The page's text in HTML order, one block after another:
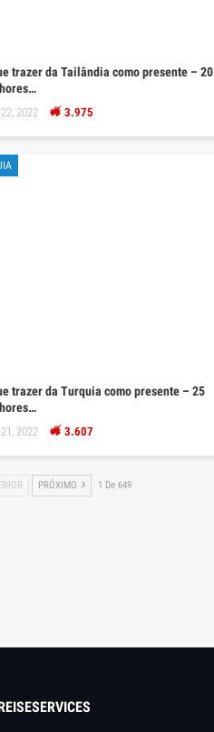
trazer da Tailândia como presente – 20
2022 3.975
trazer da Turquia como presente – 25
2022 3.607
PRÓXIMO 1 De 649